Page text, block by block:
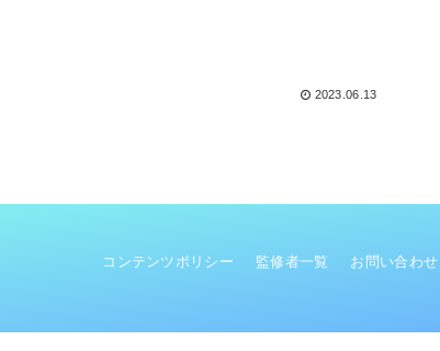
2023.06.13
コンテンツポリシー 監修者一覧 お問い合わせ